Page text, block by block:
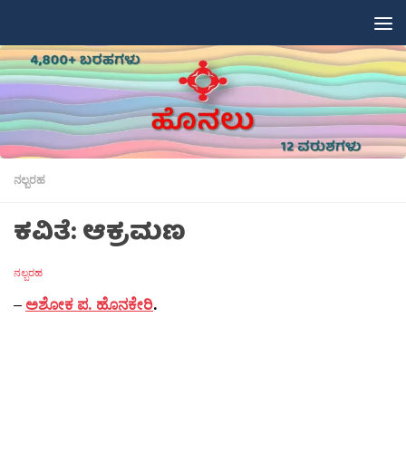
ನಲ್ಬರಹ
ಕವಿತೆ: ಆಕ್ರಮಣ
ನಲ್ಬರಹ
– ಅಶೋಕ ಪ. ಹೊನಕೇರಿ.